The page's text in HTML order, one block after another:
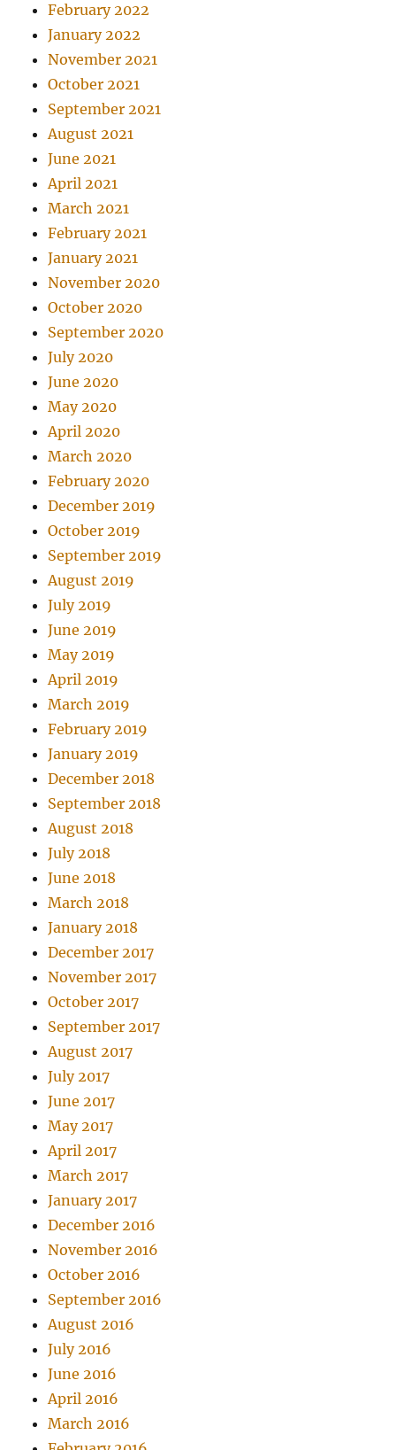
February 2022
January 2022
November 2021
October 2021
September 2021
August 2021
June 2021
April 2021
March 2021
February 2021
January 2021
November 2020
October 2020
September 2020
July 2020
June 2020
May 2020
April 2020
March 2020
February 2020
December 2019
October 2019
September 2019
August 2019
July 2019
June 2019
May 2019
April 2019
March 2019
February 2019
January 2019
December 2018
September 2018
August 2018
July 2018
June 2018
March 2018
January 2018
December 2017
November 2017
October 2017
September 2017
August 2017
July 2017
June 2017
May 2017
April 2017
March 2017
January 2017
December 2016
November 2016
October 2016
September 2016
August 2016
July 2016
June 2016
April 2016
March 2016